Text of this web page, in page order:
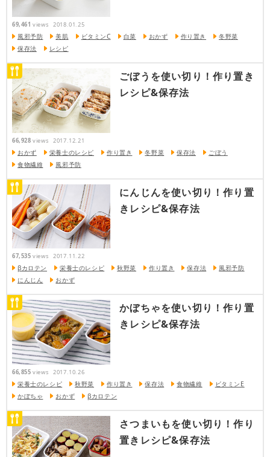
69,461 views 2018.01.25
風邪予防 美肌 ビタミンC 白菜 おかず 作り置き
冬野菜
保存法
レシピ
ごぼうを使い切り！作り置き
レシピ&保存法
66,928 views 2017.12.21
おかず 栄養士のレシピ 作り置き 冬野菜 保存法
ごぼう
食物繊維
風邪予防
にんじんを使い切り！作り置
きレシピ&保存法
67,535 views 2017.11.22
βカロテン 栄養士のレシピ 秋野菜 作り置き 保存法
風邪予防
にんじん
おかず
かぼちゃを使い切り！作り置
きレシピ&保存法
66,855 views 2017.10.26
栄養士のレシピ 秋野菜 作り置き 保存法 食物繊維
ビタミンE
かぼちゃ
おかず βカロテン
さつまいもを使い切り！作り
置きレシピ&保存法